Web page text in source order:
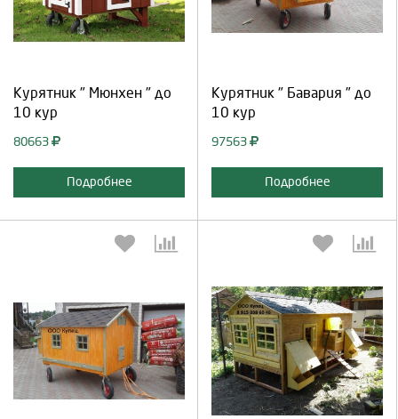
Курятник " Мюнхен " до
10 кур
80663
Подробнее
Курятник " Бавария " до
10 кур
97563
Подробнее
Выберите количество: Выберите количество: